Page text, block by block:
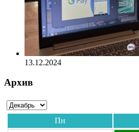
13.12.2024
Архив
Пн